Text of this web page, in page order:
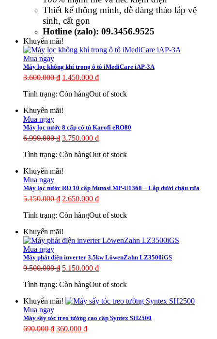
Thiết kế thông minh, dễ dàng tháo lắp vệ
sinh, cất gọn
Hotline (zalo): 09.3456.9525
Khuyến mãi!
Mua ngay
Máy lọc không khí trong ô tô iMediCare iAP-3A
3.600.000₫ 1.450.000 ₫
Tình trạng: Còn hàngOut of stock
Khuyến mãi!
Mua ngay
Máy lọc nước 8 cấp có tủ Karofi eRO80
6.990.000₫ 3.750.000 ₫
Tình trạng: Còn hàngOut of stock
Khuyến mãi!
Mua ngay
Máy lọc nước RO 10 cấp Mutosi MP-U1368 – Lắp dưới chậu rửa
5.150.000₫ 2.650.000 ₫
Tình trạng: Còn hàngOut of stock
Khuyến mãi!
Mua ngay
Máy phát điện inverter 3,5kw LöwenZahn LZ3500iGS
9.500.000₫ 5.150.000 ₫
Tình trạng: Còn hàngOut of stock
Khuyến mãi!
Mua ngay
Máy sấy tóc treo tường cao cấp Syntex SH2500
690.000₫ 360.000 ₫